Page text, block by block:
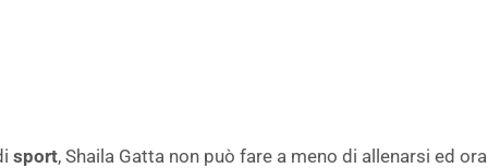
sport, Shaila Gatta non può fare a meno di allenarsi ed ora